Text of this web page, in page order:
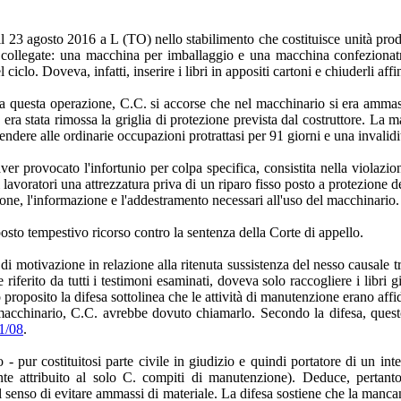
agosto 2016 a L (TO) nello stabilimento che costituisce unità
una macchina per imballaggio e una macchina
Doveva, infatti, inserire i libri in appositi cartoni e chiuderli
operazione, C.C. si accorse che nel macchinario si era
stata rimossa la griglia di protezione prevista dal costruttore. La
alle ordinarie occupazioni protrattasi per 91 giorni e una
provocato l'infortunio per colpa specifica, consistita nella
una attrezzatura priva di un riparo fisso posto a
l'informazione e l'addestramento necessari all'uso del macchinario.
tempestivo ricorso contro la sentenza della Corte di appello.
in relazione alla ritenuta sussistenza del nesso
riferito da tutti i testimoni esaminati, doveva solo raccogliere i libri
la difesa sottolinea che le attività di manutenzione erano
C.C. avrebbe dovuto chiamarlo. Secondo la difesa,
08.
pur costituitosi parte civile in giudizio e quindi portatore di un
attribuito al solo C. compiti di manutenzione). Deduce,
di evitare ammassi di materiale. La difesa sostiene che la